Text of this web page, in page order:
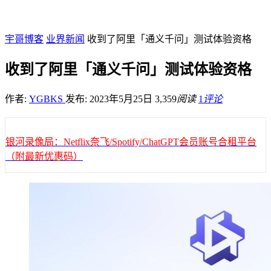
宇哥博客 业界新闻 收到了阿里「通义千问」测试体验资格
收到了阿里「通义千问」测试体验资格
作者: YGBKS 发布: 2023年5月25日 3,359阅读 1 评论
银河录像局：Netflix奈飞/Spotify/ChatGPT会员账号合租平台
（附最新优惠码）